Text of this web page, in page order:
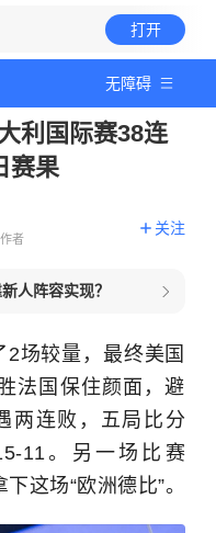
打开
无障碍
利国际赛38连
赛果
者
关注
人阵容实现？
场较量，最终美国
法国保住颜面，避
两连败，五局比分
11。另一场比赛
这场“欧洲德比”。